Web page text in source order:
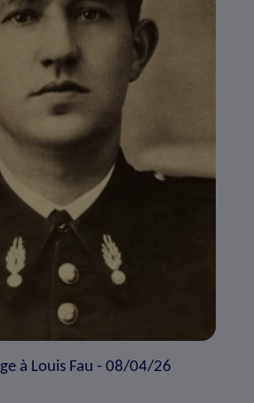
à Louis Fau - 08/04/26